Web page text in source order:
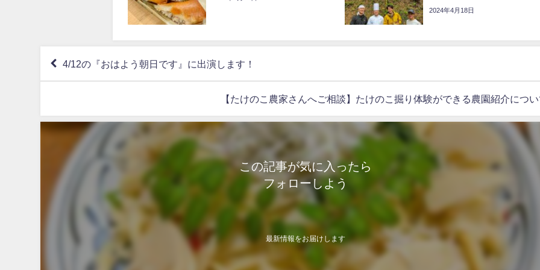
2024年4月18日
4/12の『おはよう朝日です』に出演します！
【たけのこ農家さんへご相談】たけのこ掘り体験ができる農園紹介につ
この記事が気に入ったら
フォローしよう
最新情報をお届けします